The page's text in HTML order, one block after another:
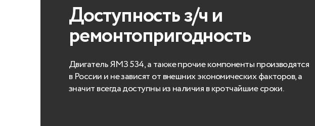
Доступность з/ч и
ремонтопригодность
Двигатель ЯМЗ 534, а также прочие компоненты производятся
в России и не зависят от внешних экономических факторов, а
значит всегда доступны из наличия в кротчайшие сроки.